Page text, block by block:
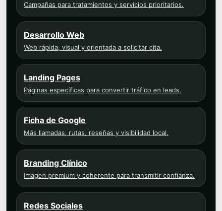
Campañas para tratamientos y servicios prioritarios.
Desarrollo Web
Web rápida, visual y orientada a solicitar cita.
Landing Pages
Páginas específicas para convertir tráfico en leads.
Ficha de Google
Más llamadas, rutas, reseñas y visibilidad local.
Branding Clínico
Imagen premium y coherente para transmitir confianza.
Redes Sociales